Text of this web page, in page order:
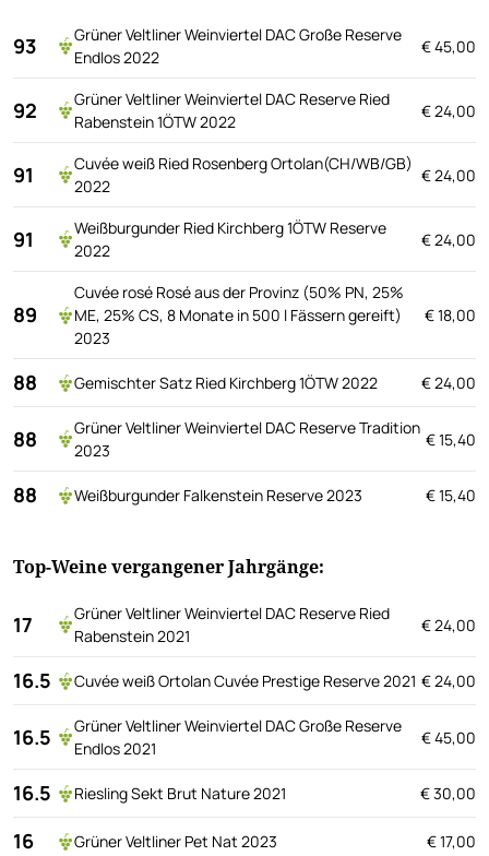
93
Grüner Veltliner Weinviertel DAC Große Reserve
Endlos 2022
€ 45,00
92
Grüner Veltliner Weinviertel DAC Reserve Ried
Rabenstein 1ÖTW 2022
€ 24,00
91
Cuvée weiß Ried Rosenberg Ortolan(CH/WB/GB)
2022
€ 24,00
91
Weißburgunder Ried Kirchberg 1ÖTW Reserve
2022
€ 24,00
89
Cuvée rosé Rosé aus der Provinz (50% PN, 25%
ME, 25% CS, 8 Monate in 500 l Fässern gereift)
2023
€ 18,00
88 Gemischter Satz Ried Kirchberg 1ÖTW 2022 € 24,00
88
Grüner Veltliner Weinviertel DAC Reserve Tradition
2023
€ 15,40
88 Weißburgunder Falkenstein Reserve 2023 € 15,40
Top-Weine vergangener Jahrgänge:
17
Grüner Veltliner Weinviertel DAC Reserve Ried
Rabenstein 2021
€ 24,00
16.5 Cuvée weiß Ortolan Cuvée Prestige Reserve 2021 € 24,00
16.5
Grüner Veltliner Weinviertel DAC Große Reserve
Endlos 2021
€ 45,00
16.5 Riesling Sekt Brut Nature 2021 € 30,00
16 Grüner Veltliner Pet Nat 2023 € 17,00